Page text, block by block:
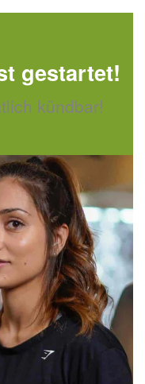
gestartet!
kündbar!